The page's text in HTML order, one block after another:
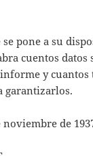
pone a su
cuentos datos
y cuantos
garantizarlos.
noviembre de